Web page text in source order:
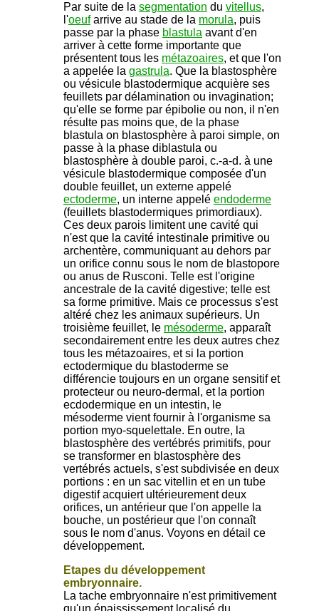
Par suite de la segmentation du vitellus,
l'oeufarrive au stade de la morula, puis
passe par la phase blastula avant d'en
arriver à cette forme importante que
présentent tous les métazoaires, et que l'on
a appelée la gastrula. Que la blastosphère
ou vésicule blastodermique acquière ses
feuillets par délamination ou invagination;
qu'elle se forme par épibolie ou non, il n'en
résulte pas moins que, de la phase
blastula on blastosphère à paroi simple, on
passe à la phase diblastula ou
blastosphère à double paroi, c.-a-d. à une
vésicule blastodermique composée d'un
double feuillet, un externe appelé
ectoderme, un interne appelé endoderme
(feuillets blastodermiques primordiaux).
Ces deux parois limitent une cavité qui
n'est que la cavité intestinale primitive ou
archentère, communiquant au dehors par
un orifice connu sous le nom de blastopore
ou anus de Rusconi. Telle est l'origine
ancestrale de la cavité digestive; telle est
sa forme primitive. Mais ce processus s'est
altéré chez les animaux supérieurs. Un
troisième feuillet, le mésoderme, apparaît
secondairement entre les deux autres chez
tous les métazoaires, et si la portion
ectodermique du blastoderme se
différencie toujours en un organe sensitif et
protecteur ou neuro-dermal, et la portion
ecdodermique en un intestin, le
mésoderme vient fournir à l'organisme sa
portion myo-squelettale. En outre, la
blastosphère des vertébrés primitifs, pour
se transformer en blastosphère des
vertébrés actuels, s'est subdivisée en deux
portions : en un sac vitellin et en un tube
digestif acquiert ultérieurement deux
orifices, un antérieur que l'on appelle la
bouche, un postérieur que l'on connaît
sous le nom d'anus. Voyons en détail ce
développement.
Etapes du développement
embryonnaire.
La tache embryonnaire n'est primitivement
qu'un épaississement localisé du